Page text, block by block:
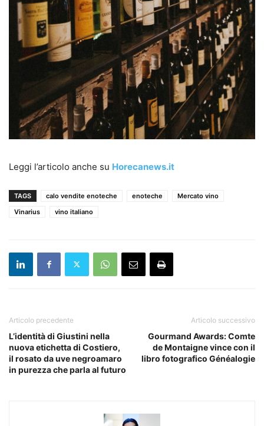
Leggi l’articolo anche su Horecanews.it
TAGS calo vendite enoteche enoteche
Mercato vino
Vinarius
vino italiano
Articolo precedente
L’identità di Giustini nella
nuova etichetta di Costiero,
il rosato da uve negroamaro
in purezza che parla al futuro
Articolo successivo
Gourmand Awards: Comte
de Montaigne vince con il
libro fotografico Généalogie